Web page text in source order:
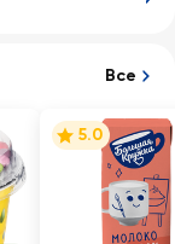
Все
5.0